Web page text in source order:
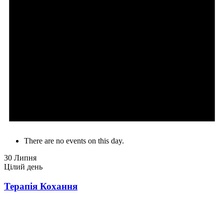
There are no events on this day.
30 Липня
Цілий день
Терапія Кохання